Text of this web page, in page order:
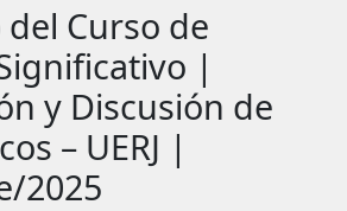
Curso de
|
y Discusión de
– UERJ |
2025